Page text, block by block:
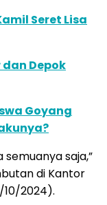
Seret Lisa
dan Depok
Goyang
saja,”
di Kantor
10/2024).